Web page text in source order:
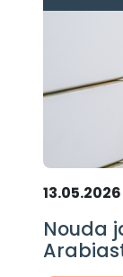
13.05.2026
Nouda